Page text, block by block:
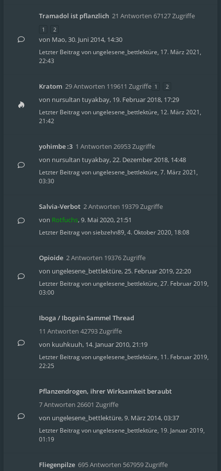
Tramadol ist pflanzlich 21 Antworten 67127 Zugriffe
1 2
von Mao,30. Juni 2014, 14:30
Letzter Beitrag von ungelesene_bettlektüre, 17. März 2021,
22:43
Kratom 29 Antworten 119611 Zugriffe 1 2
von nursultan tuyakbay, 19. Februar 2018, 17:29
Letzter Beitrag von ungelesene_bettlektüre, 12. März 2021,
21:42
yohimbe :3 1 Antworten 26953 Zugriffe
von nursultan tuyakbay,22. Dezember 2018, 14:48
Letzter Beitrag von ungelesene_bettlektüre, 7. März 2021,
03:30
Salvia-Verbot 2 Antworten 19379 Zugriffe
von Rotfuchs,9. Mai 2020, 21:51
Letzter Beitrag vonsiebzehn89, 4. Oktober 2020, 18:08
Opioide 2 Antworten 19376 Zugriffe
von ungelesene_bettlektüre,25. Februar 2019, 22:20
Letzter Beitrag von ungelesene_bettlektüre, 27. Februar 2019,
03:00
Iboga / Ibogain Sammel Thread
11 Antworten 42793 Zugriffe
von kuuhkuuh, 14. Januar 2010, 21:19
Letzter Beitrag von ungelesene_bettlektüre, 11. Februar 2019,
22:25
Pflanzendrogen, ihrer Wirksamkeit beraubt
7 Antworten 26601 Zugriffe
von ungelesene_bettlektüre,9. März 2014, 03:37
Letzter Beitrag von ungelesene_bettlektüre, 19. Januar 2019,
01:19
Fliegenpilze 695 Antworten 567959 Zugriffe